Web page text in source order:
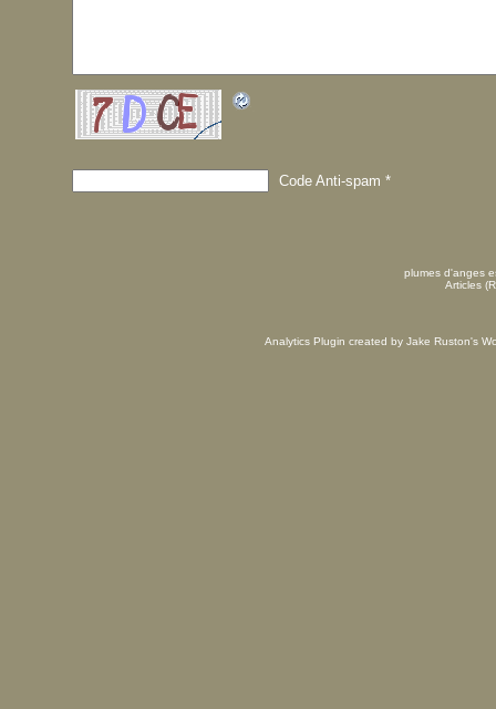
Code Anti-spam *
plumes d'anges
Articles
Analytics Plugin created by Jake Ruston's